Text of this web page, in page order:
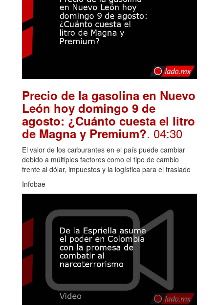
Precio de la gasolina en Nuevo
León hoy domingo 9 de
agosto: ¿Cuánto cuesta el litro
de Magna y Premium?. 04:30
El valor de los carburantes en el país puede cambiar
debido a múltiples factores como el tipo de cambio
frente al dólar, impuestos y la logística para el traslado
Infobae